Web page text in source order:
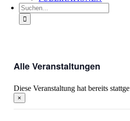
Suche
nach:
Alle Veranstaltungen
Diese Veranstaltung hat bereits
×